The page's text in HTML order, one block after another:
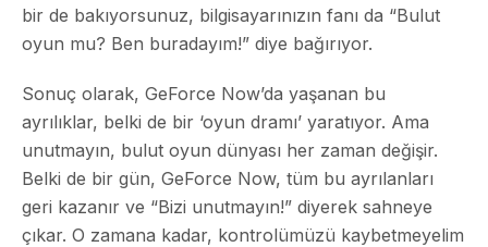
bir de bakıyorsunuz, bilgisayarınızın fanı da “Bulut
oyun mu? Ben buradayım!” diye bağırıyor.
Sonuç olarak, GeForce Now’da yaşanan bu
ayrılıklar, belki de bir ‘oyun dramı’ yaratıyor. Ama
unutmayın, bulut oyun dünyası her zaman değişir.
Belki de bir gün, GeForce Now, tüm bu ayrılanları
geri kazanır ve “Bizi unutmayın!” diyerek sahneye
çıkar. O zamana kadar, kontrolümüzü kaybetmeyelim